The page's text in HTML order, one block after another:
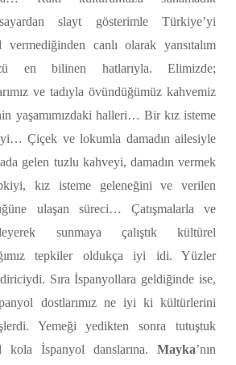
slayt gösterimle Türkiye’yi
canlı olarak yansıtalım
en bilinen hatlarıyla. Elimizde;
ve tadıyla övündüğümüz kahvemiz
yaşamımızdaki halleri… Bir kız isteme
Çiçek ve lokumla damadın ailesiyle
gelen tuzlu kahveyi, damadın vermek
kız isteme geleneğini ve verilen
ulaşan süreci… Çatışmalarla ve
sunmaya çalıştık kültürel
tepkiler oldukça iyi idi. Yüzler
Sıra İspanyollara geldiğinde ise,
dostlarımız ne iyi ki kültürlerini
Yemeği yedikten sonra tutuştuk
İspanyol danslarına. Mayka’nın